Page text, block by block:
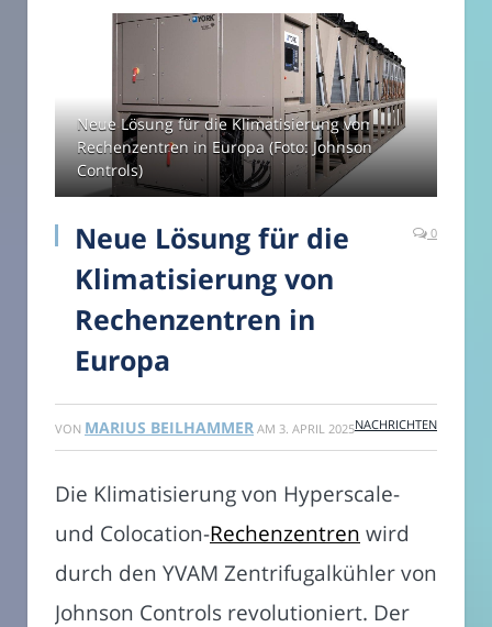
Neue Lösung für die Klimatisierung von
Rechenzentren in Europa (Foto: Johnson
Controls)
Neue Lösung für die
Klimatisierung von
Rechenzentren in
Europa
0
VON MARIUS BEILHAMMER AM 3. APRIL 2025NACHRICHTEN
Die Klimatisierung von Hyperscale-
und Colocation-Rechenzentren wird
durch den YVAM Zentrifugalkühler von
Johnson Controls revolutioniert. Der